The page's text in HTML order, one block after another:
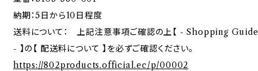
納期：5日から10日程度
送料について： 上記注意事項ご確認の上【 - Shopping Guide
- 】の【 配送料について 】を必ずご確認ください。
https://802products.official.ec/p/00002